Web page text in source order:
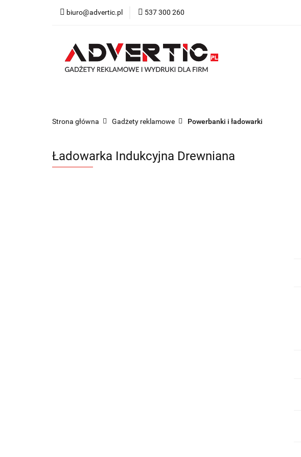
biuro@advertic.pl 537 300 260
NASZA OFERTA
Katalogi gadżety reklamowe
Strona główna Gadżety reklamowe Powerbanki i ładowarki
Ładowarka Indukcyjna Drewniana